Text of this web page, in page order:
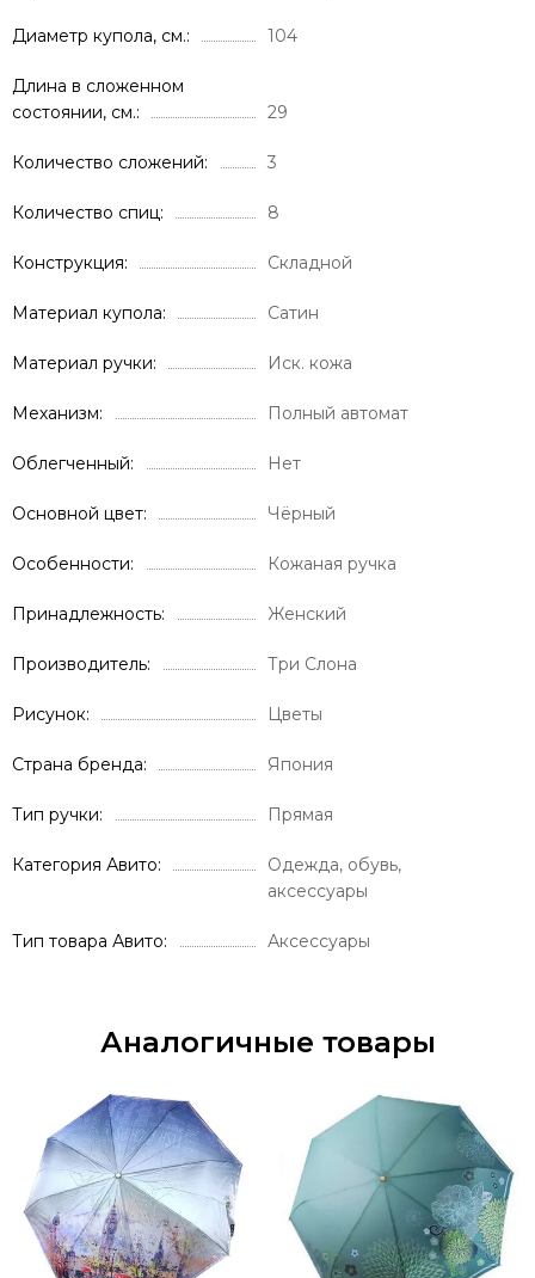
Диаметр купола, см. 104
Длина в сложенном
состоянии, см.
29
Количество сложений 3
Количество спиц 8
Конструкция Складной
Материал купола Сатин
Материал ручки Иск. кожа
Механизм Полный автомат
Облегченный Нет
Основной цвет Чёрный
Особенности Кожаная ручка
Принадлежность Женский
Производитель Три Слона
Рисунок Цветы
Страна бренда Япония
Тип ручки Прямая
Категория Авито
Одежда, обувь,
аксессуары
Тип товара Авито Аксессуары
Аналогичные товары